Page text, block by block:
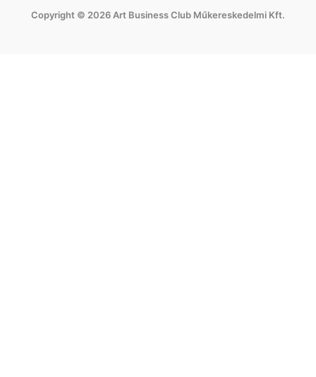
e
t
a
Copyright © 2026 Art Business Club Műkereskedelmi Kft.